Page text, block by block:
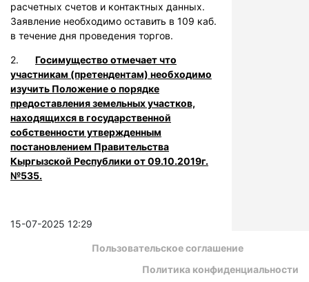
расчетных счетов и контактных данных.
Заявление необходимо оставить в 109 каб.
в течение дня проведения торгов.
2. Госимущество отмечает что
участникам (претендентам) необходимо
изучить Положение о порядке
предоставления земельных участков,
находящихся в государственной
собственности утвержденным
постановлением Правительства
Кыргызской Республики от 09.10.2019г.
№535.
15-07-2025 12:29
Пользовательское соглашение
Политика конфиденциальности